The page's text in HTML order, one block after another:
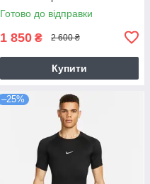
(DM1813-010)
Готово до відправки
1 850 ₴ 2 600 ₴
Купити
–25%